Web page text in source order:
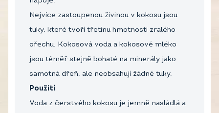
Nejvíce zastoupenou živinou v kokosu jsou
tuky, které tvoří třetinu hmotnosti zralého
ořechu. Kokosová voda a kokosové mléko
jsou téměř stejně bohaté na minerály jako
samotná dřeň, ale neobsahují žádné tuky.
Použití
Voda z čerstvého kokosu je jemně nasládlá a